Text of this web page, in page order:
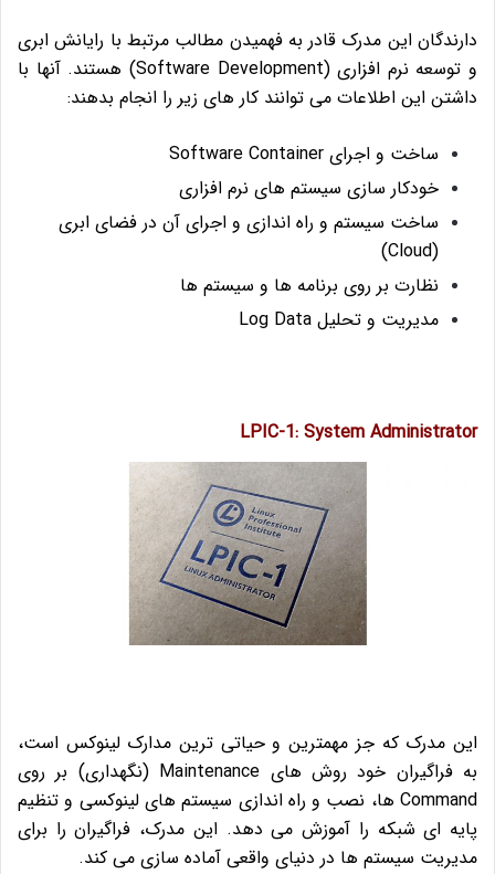
دارندگان این مدرک قادر به فهمیدن مطالب مرتبط با رایانش ابری
و توسعه نرم افزاری (Software Development) هستند. آنها با
داشتن این اطلاعات می توانند کار های زیر را انجام بدهند:
ساخت و اجرای Software Container
خودکار سازی سیستم های نرم افزاری
ساخت سیستم و راه اندازی و اجرای آن در فضای ابری
(Cloud)
نظارت بر روی برنامه ها و سیستم ها
مدیریت و تحلیل Log Data
LPIC-1: System Administrator
این مدرک که جز مهمترین و حیاتی ترین مدارک لینوکس است،
به فراگیران خود روش های Maintenance (نگهداری) بر روی
Command ها، نصب و راه اندازی سیستم های لینوکسی و تنظیم
پایه ای شبکه را آموزش می دهد. این مدرک، فراگیران را برای
مدیریت سیستم ها در دنیای واقعی آماده سازی می کند.